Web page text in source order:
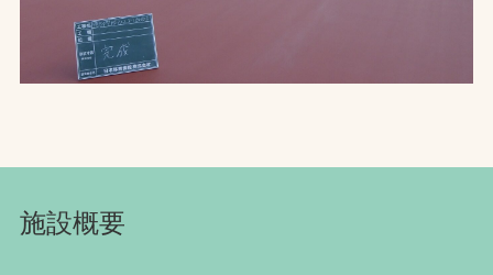
FacebookYouTube
施設概要